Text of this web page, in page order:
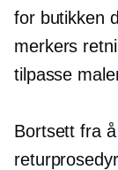
for butikken
merkers
tilpasse
Bortsett fra